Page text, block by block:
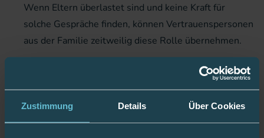
Zustimmung Details Über Cookies
Wenn Eltern überlastet sind und keine Kraft für
solche Gespräche finden, können Vertrauenspersonen
aus der Familie zeitweilig diese Rolle übernehmen.
Unterstützung für Geschwisterkinder
Es gibt viele Möglichkeiten, Geschwisterkinder zu